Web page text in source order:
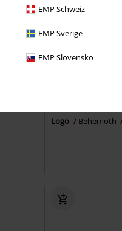
EMP Schweiz
EMP Sverige
EMP Slovensko
Logo Behemoth